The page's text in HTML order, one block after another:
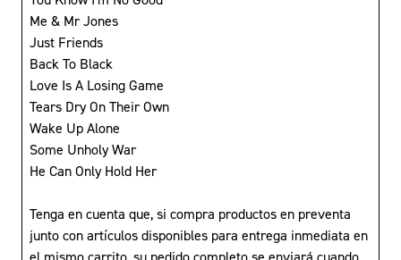
Me & Mr Jones
Just Friends
Back To Black
Love Is A Losing Game
Tears Dry On Their Own
Wake Up Alone
Some Unholy War
He Can Only Hold Her
Tenga en cuenta que, si compra productos en preventa
junto con artículos disponibles para entrega inmediata en